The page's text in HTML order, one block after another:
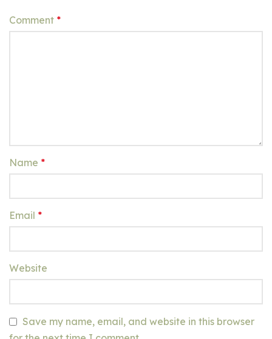
Comment *
Name *
Email *
Website
Save my name, email, and website in this browser